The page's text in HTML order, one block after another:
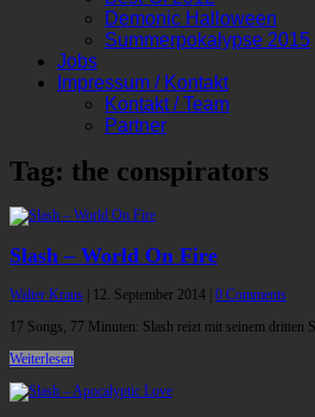
Demonic Halloween
Summerpokalypse 2015
Jobs
Impressum / Kontakt
Kontakt / Team
Partner
Tag: the conspirators
Slash – World On Fire
Walter Kraus 12. September 2014 0 Comments
17 Songs, 77 Minuten: Slash reizt mit seinem dritten
Weiterlesen